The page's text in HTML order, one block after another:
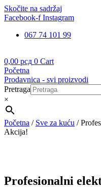
Skočite na sadržaj
Facebook-f Instagram
067 74 101 99
0,00 рсд 0 Cart
Početna
Prodavnica - svi proizvodi
Pretraga
×
Početna / Sve za kuću /
Akcija!
Profesionalni